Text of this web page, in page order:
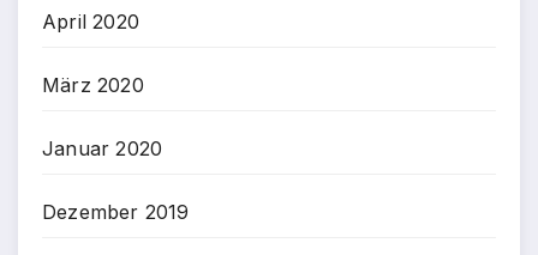
April 2020
März 2020
Januar 2020
Dezember 2019